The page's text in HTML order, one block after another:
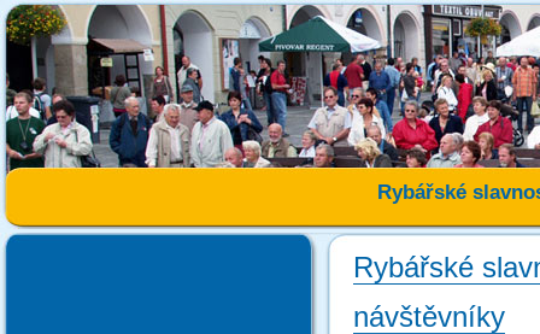
Rybářské
Rybářské
návštěvníky